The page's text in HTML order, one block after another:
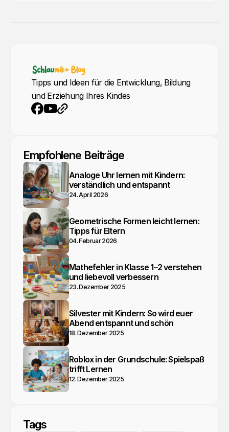
Tipps und Ideen für die Entwicklung, Bildung
und Erziehung Ihres Kindes
Empfohlene Beiträge
Analoge Uhr lernen mit Kindern:
verständlich und entspannt
24. April 2026
Geometrische Formen leicht lernen:
Tipps für Eltern
04. Februar 2026
Mathefehler in Klasse 1–2 verstehen
und liebevoll verbessern
23. Dezember 2025
Silvester mit Kindern: So wird euer
Abend entspannt und schön
18. Dezember 2025
Roblox in der Grundschule: Spielspaß
trifft Lernen
12. Dezember 2025
Tags